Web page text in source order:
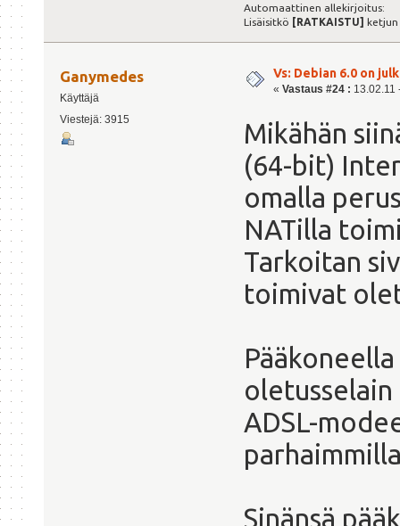
Automaattinen allekirjoitus:
Lisäisitkö [RATKAISTU]
Ganymedes
Käyttäjä
Viestejä: 3915
Vs: Debian 6.0 on
« Vastaus #24 : 13.02.11
Mikähän
(64-bit)
omalla
NATilla
Tarkoitan
toimivat
ADSL-
Sinänsä